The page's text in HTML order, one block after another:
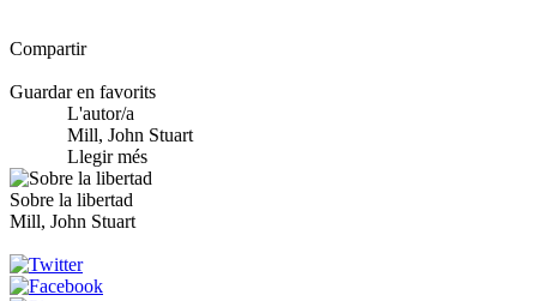
Compartir
Guardar en favorits
L'autor/a
Mill, John Stuart
Llegir més
Sobre la libertad
Mill, John Stuart